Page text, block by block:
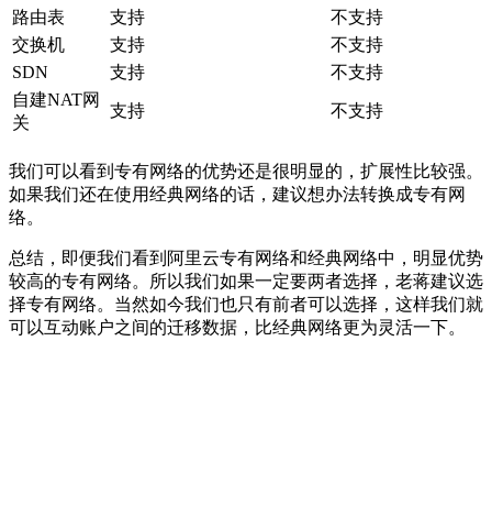
路由表 支持
不支持
交换机
支持
不支持
SDN
支持
不支持
自建NAT网
关
支持 不支持
我们可以看到专有网络的优势还是很明显的，扩展性比较强。
如果我们还在使用经典网络的话，建议想办法转换成专有网
络。
总结，即便我们看到阿里云专有网络和经典网络中，明显优势
较高的专有网络。所以我们如果一定要两者选择，老蒋建议选
择专有网络。当然如今我们也只有前者可以选择，这样我们就
可以互动账户之间的迁移数据，比经典网络更为灵活一下。